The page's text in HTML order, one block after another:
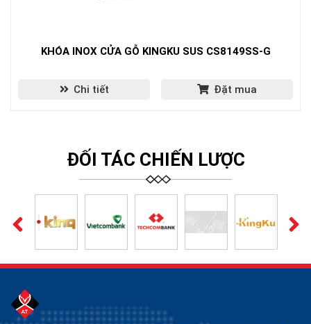
KHÓA INOX CỬA GỖ KINGKU SUS CS8149SS-G
Chi tiết Đặt mua
ĐỐI TÁC CHIẾN LƯỢC